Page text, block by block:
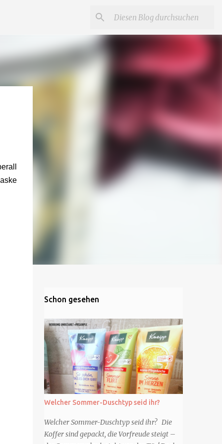
Schon gesehen
Welcher Sommer-Duschtyp seid ihr?
Welcher Sommer-Duschtyp seid ihr? Die
Koffer sind gepackt, die Vorfreude steigt –